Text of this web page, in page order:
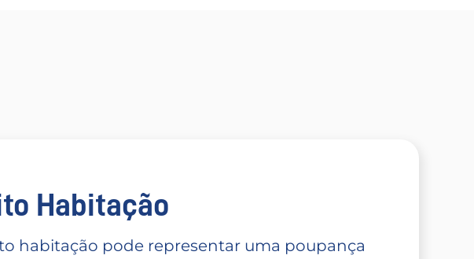
Habitação
habitação pode representar uma poupança